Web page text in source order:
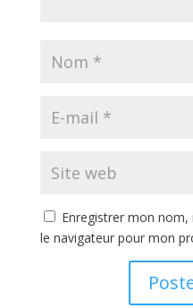
Enregistrer mon
le navigateur pour mon